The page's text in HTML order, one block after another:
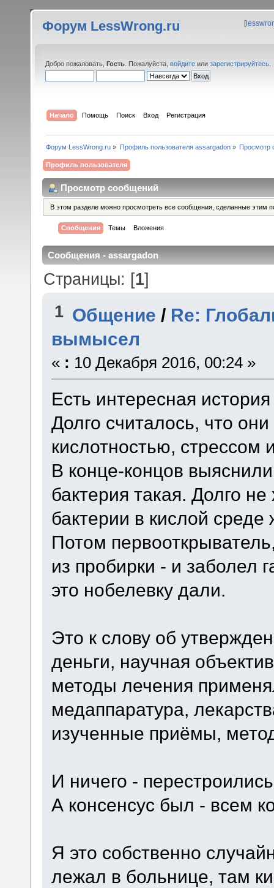
Форум LessWrong.ru [
Добро пожаловать, Гость . Пожалуйста, войдите или зарегистрируйтесь
Начало Помощь Поиск Вход Регистрация
Форум LessWrong.ru » Профиль пользователя assargadon» Просмотр
Профиль пользователя
Просмотр сообщений
В этом разделе можно просмотреть все сообщения, сделанные этим
Сообщения Темы Вложения
Сообщения - assargadon
Страницы: [1]
1 Общение / Re:
вымысел
« : 10 Декабря 2016, 00:24 »
Есть интересная
Долго считалось, что
кислотностью,
В конце-концов
бактерия такая. Долго
бактерии в кислой
Потом
из пробирки - и заболел
это нобелевку дали.
Это к слову об
деньги, научная
методы лечения
медаппаратура,
изученные приёмы,
И ничего -
А консенсус был - всем
Я это собственно
лежал в больнице, там